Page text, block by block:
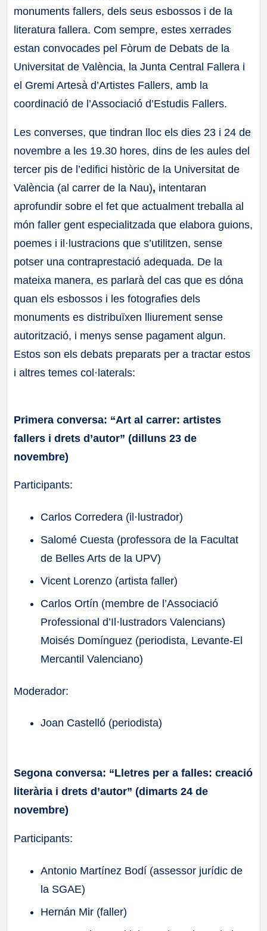
monuments fallers, dels seus esbossos i de la
literatura fallera. Com sempre, estes xerrades
estan convocades pel Fòrum de Debats de la
Universitat de València, la Junta Central Fallera i
el Gremi Artesà d’Artistes Fallers, amb la
coordinació de l’Associació d’Estudis Fallers.
Les converses, que tindran lloc els dies 23 i 24 de
novembre a les 19.30 hores, dins de les aules del
tercer pis de l’edifici històric de la Universitat de
València (al carrer de la Nau), intentaran
aprofundir sobre el fet que actualment treballa al
món faller gent especialitzada que elabora guions,
poemes i il·lustracions que s’utilitzen, sense
potser una contraprestació adequada. De la
mateixa manera, es parlarà del cas que es dóna
quan els esbossos i les fotografies dels
monuments es distribuïxen lliurement sense
autorització, i menys sense pagament algun.
Estos son els debats preparats per a tractar estos
i altres temes col·laterals:
Primera conversa: “Art al carrer: artistes
fallers i drets d’autor” (dilluns 23 de
novembre)
Participants:
Carlos Corredera (il·lustrador)
Salomé Cuesta (professora de la Facultat
de Belles Arts de la UPV)
Vicent Lorenzo (artista faller)
Carlos Ortín (membre de l’Associació
Professional d’Il·lustradors Valencians)
Moisés Domínguez (periodista, Levante-El
Mercantil Valenciano)
Moderador:
Joan Castelló (periodista)
Segona conversa: “Lletres per a falles: creació
literària i drets d’autor” (dimarts 24 de
novembre)
Participants:
Antonio Martínez Bodí (assessor jurídic de
la SGAE)
Hernán Mir (faller)